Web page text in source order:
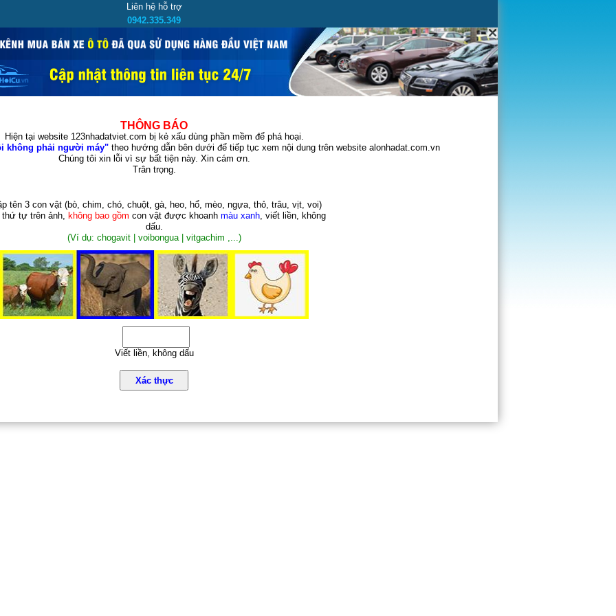
Liên hệ hỗ trợ
0942.335.349
THÔNG BÁO
Hiện tại website 123nhadatviet.com bị kẻ xấu dùng phần mềm để phá hoại.
không phải người máy"theo hướng dẫn bên dưới để tiếp tục xem nội dung trên website alonhadat.com.vn
Chúng tôi xin lỗi vì sự bất tiện này. Xin cám ơn.
Trân trọng.
tên 3 con vật (bò, chim, chó, chuột, gà, heo, hổ, mèo, ngựa, thỏ, trâu, vịt, voi)
thứ tự trên ảnh, không bao gồm con vật được khoanh màu xanh, viết liền, không
dấu.
(Ví dụ: chogavit | voibongua | vitgachim ,...)
Viết liền, không dấu
Xác thực